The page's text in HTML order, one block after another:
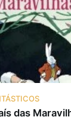
das